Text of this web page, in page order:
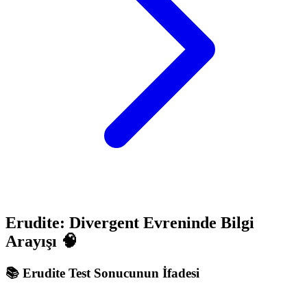
Erudite: Divergent Evreninde Bilgi
Arayışı 🧠
📚 Erudite Test Sonucunun İfadesi